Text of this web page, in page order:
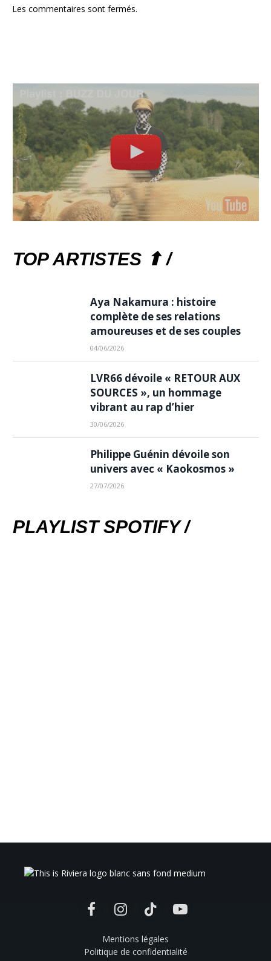
Les commentaires sont fermés.
TOP ARTISTES ⬆ /
Aya Nakamura : histoire
complète de ses relations
amoureuses et de ses couples
04/06/2026
LVR66 dévoile « RETOUR AUX
SOURCES », un hommage
vibrant au rap d’hier
30/06/2026
Philippe Guénin dévoile son
univers avec « Kaokosmos »
27/07/2026
PLAYLIST SPOTIFY /
FacebookInstagramTikTok YouTube
Mentions légales
Politique de confidentialité